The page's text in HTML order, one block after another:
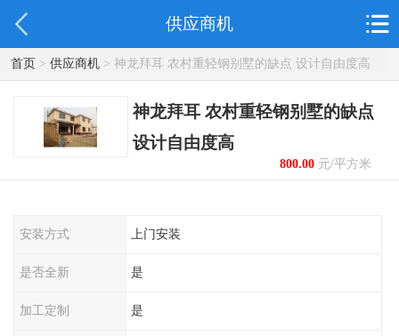
供应商机
首页> 供应商机> 神龙拜耳 农村重轻钢别墅的缺点 设计自由度高
神龙拜耳 农村重轻钢别墅的缺点
设计自由度高
800.00元/平方米
起
安装方式 上门安装
是否全新 是
加工定制 是